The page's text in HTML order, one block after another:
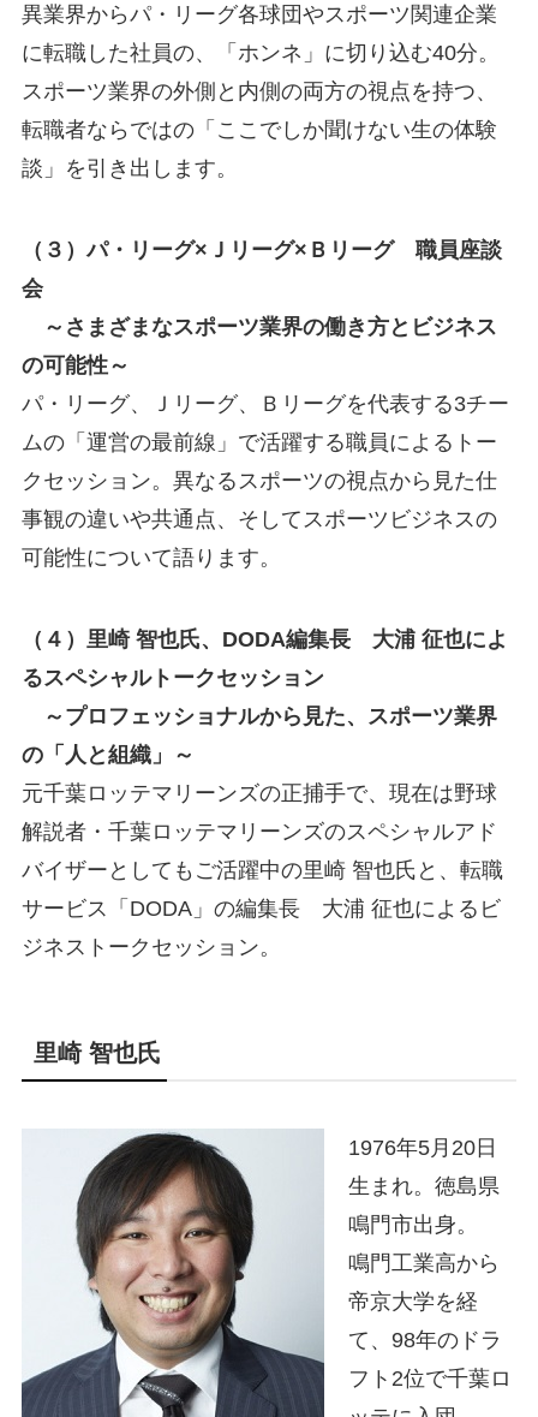
異業界からパ・リーグ各球団やスポーツ関連企業
に転職した社員の、「ホンネ」に切り込む40分。
スポーツ業界の外側と内側の両方の視点を持つ、
転職者ならではの「ここでしか聞けない生の体験
談」を引き出します。
（３）パ・リーグ×Ｊリーグ×Ｂリーグ 職員座談
会
～さまざまなスポーツ業界の働き方とビジネス
の可能性～
パ・リーグ、Ｊリーグ、Ｂリーグを代表する3チー
ムの「運営の最前線」で活躍する職員によるトー
クセッション。異なるスポーツの視点から見た仕
事観の違いや共通点、そしてスポーツビジネスの
可能性について語ります。
（４）里崎 智也氏、DODA編集長 大浦 征也によ
るスペシャルトークセッション
～プロフェッショナルから見た、スポーツ業界
の「人と組織」～
元千葉ロッテマリーンズの正捕手で、現在は野球
解説者・千葉ロッテマリーンズのスペシャルアド
バイザーとしてもご活躍中の里崎 智也氏と、転職
サービス「DODA」の編集長 大浦 征也によるビ
ジネストークセッション。
里崎 智也氏
1976年5月20日
生まれ。徳島県
鳴門市出身。
鳴門工業高から
帝京大学を経
て、98年のドラ
フト2位で千葉ロ